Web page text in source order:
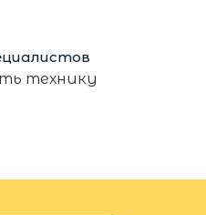
технику